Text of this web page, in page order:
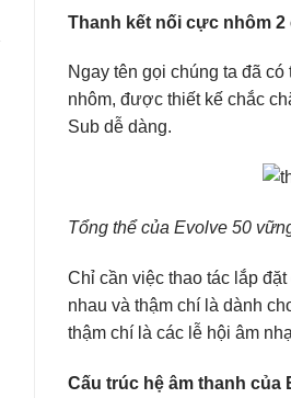
Thanh kết nối cực nhôm 2
Ngay tên gọi chúng ta đã
nhôm, được thiết kế chắc
Sub dễ dàng.
Tổng thể của Evolve 50
Chỉ cần việc thao tác lắp
nhau và thậm chí là dành
thậm chí là các lễ hội âm
Cấu trúc hệ âm thanh của